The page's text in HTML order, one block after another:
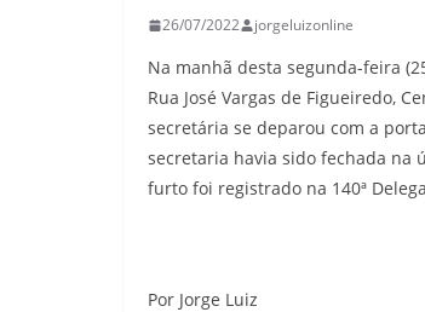
26/07/2022 jorgeluizonline
Na manhã desta segunda-feira
Rua José Vargas de Figueiredo,
secretária se deparou com a
secretaria havia sido fechada na
furto foi registrado na 140ª
Por Jorge Luiz